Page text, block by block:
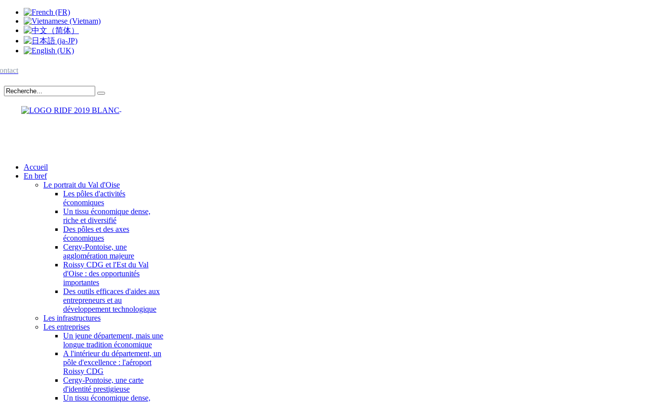
Accueil
En bref
Le portrait du Val d'Oise
Les pôles d'activités
économiques
Un tissu économique dense,
riche et diversifié
Des pôles et des axes
économiques
Cergy-Pontoise, une
agglomération majeure
Roissy CDG et l'Est du Val
d'Oise : des opportunités
importantes
Des outils efficaces d'aides aux
entrepreneurs et au
développement technologique
Les infrastructures
Les entreprises
Un jeune département, mais une
longue tradition économique
A l'intérieur du département, un
pôle d'excellence : l'aéroport
Roissy CDG
Cergy-Pontoise, une carte
d'identité prestigieuse
Un tissu économique dense,